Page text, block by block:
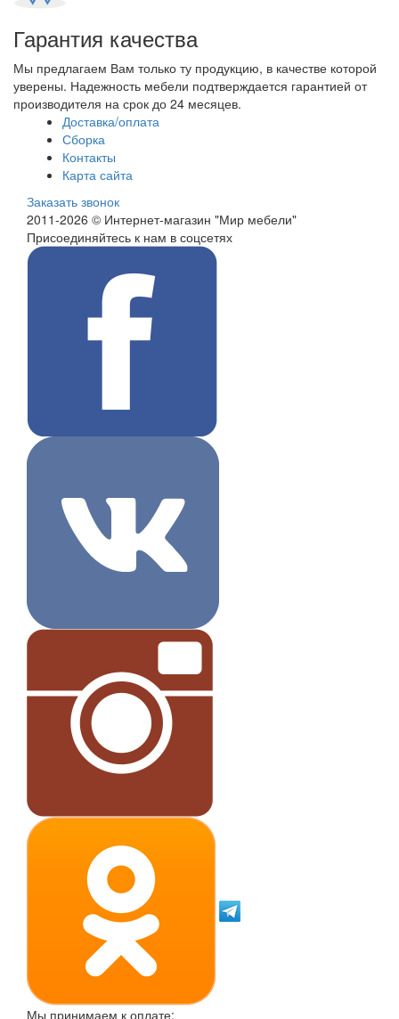
Гарантия качества
Мы предлагаем Вам только ту продукцию, в качестве которой
уверены. Надежность мебели подтверждается гарантией от
производителя на срок до 24 месяцев.
Доставка/оплата
Сборка
Контакты
Карта сайта
Заказать звонок
2011-2026 © Интернет-магазин "Мир мебели"
Присоединяйтесь к нам в соцсетях
Мы принимаем к оплате: